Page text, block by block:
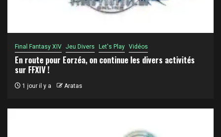
Final Fantasy XIV Jeu Divers Let's Play Vidéos
En route pour Eorzéa, on continue les divers activités
sur FFXIV !
1 jour il y a Aratas